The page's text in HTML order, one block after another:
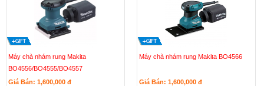
Máy chà nhám rung Makita
BO4556/BO4555/BO4557
Giá Bán: 1,600,000 đ
Máy chà nhám rung Makita BO4566
Giá Bán: 1,600,000 đ